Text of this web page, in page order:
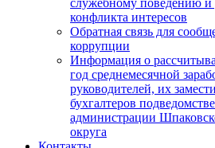
служебному поведению и
конфликта интересов
Обратная связь для
коррупции
Информация о
год среднемесячной
руководителей, их
бухгалтеров
администрации
округа